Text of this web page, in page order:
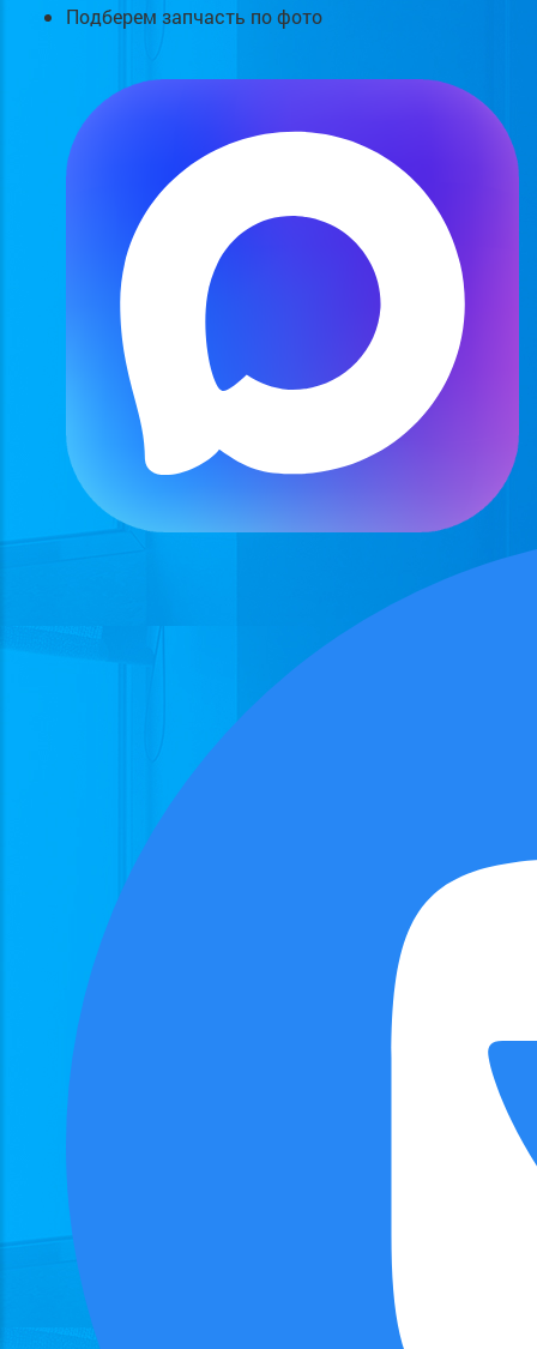
Подберем запчасть по фото